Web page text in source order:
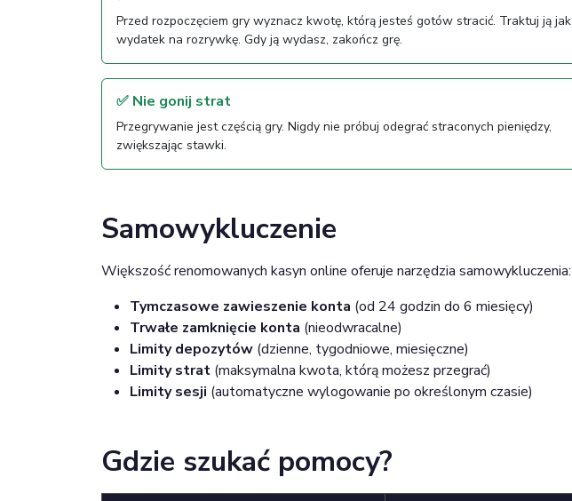
Przed rozpoczęciem gry wyznacz kwotę, którą jesteś gotów stracić. Traktuj ją jak
wydatek na rozrywkę. Gdy ją wydasz, zakończ grę.
✅ Nie gonij strat
Przegrywanie jest częścią gry. Nigdy nie próbuj odegrać straconych pieniędzy,
zwiększając stawki.
Samowykluczenie
Większość renomowanych kasyn online oferuje narzędzia samowykluczenia:
Tymczasowe zawieszenie konta (od 24 godzin do 6 miesięcy)
Trwałe zamknięcie konta (nieodwracalne)
Limity depozytów (dzienne, tygodniowe, miesięczne)
Limity strat (maksymalna kwota, którą możesz przegrać)
Limity sesji (automatyczne wylogowanie po określonym czasie)
Gdzie szukać pomocy?